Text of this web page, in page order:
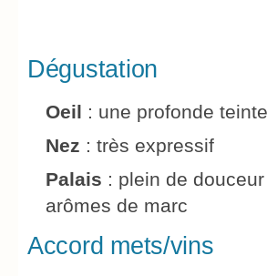
Dégustation
Oeil : une profonde
Nez : très expressif
Palais : plein de
arômes de marc
Accord mets/vins